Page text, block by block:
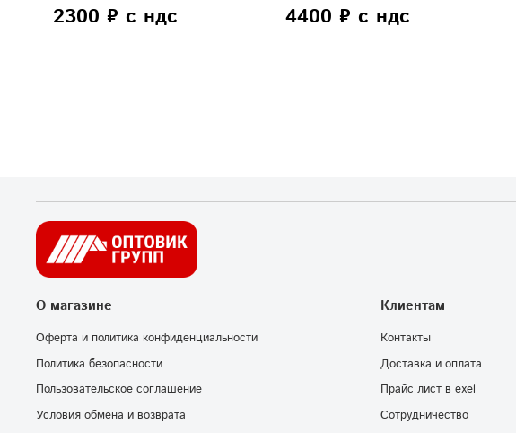
2300 ₽ с ндс 4400 ₽ с ндс
О магазине
Оферта и политика конфиденциальности
Политика безопасности
Пользовательское соглашение
Условия обмена и возврата
Клиентам
Контакты
Доставка и оплата
Прайс лист в exel
Сотрудничество